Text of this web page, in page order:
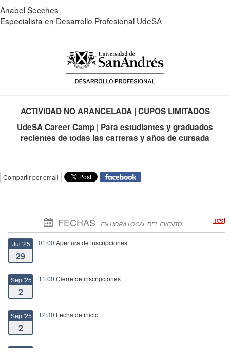
Anabel Secches
Especialista en Desarrollo Profesional UdeSA
ACTIVIDAD NO ARANCELADA | CUPOS LIMITADOS
UdeSA Career Camp | Para estudiantes y graduados
recientes de todas las carreras y años de cursada
Compartir por email
FECHAS EN HORA LOCAL DEL EVENTO
Jul '25
29
01:00 Apertura de inscripciones
Sep '25
2
11:00 Cierre de inscripciones
Sep '25
2
12:30 Fecha de inicio